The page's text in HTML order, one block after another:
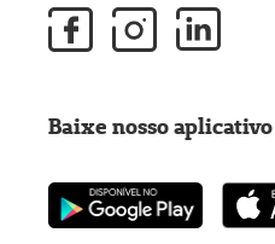
Baixe nosso aplicativo